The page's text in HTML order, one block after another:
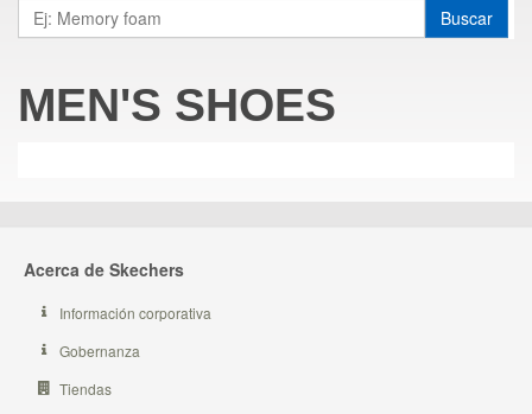
Buscar
MEN'S SHOES
Acerca de Skechers
Información corporativa
Gobernanza
Tiendas